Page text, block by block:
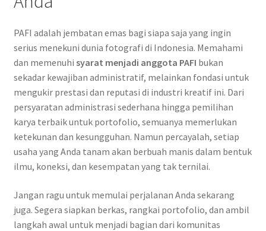
PAFI adalah jembatan emas bagi siapa saja yang ingin
serius menekuni dunia fotografi di Indonesia. Memahami
dan memenuhi syarat menjadi anggota PAFI bukan
sekadar kewajiban administratif, melainkan fondasi untuk
mengukir prestasi dan reputasi di industri kreatif ini. Dari
persyaratan administrasi sederhana hingga pemilihan
karya terbaik untuk portofolio, semuanya memerlukan
ketekunan dan kesungguhan. Namun percayalah, setiap
usaha yang Anda tanam akan berbuah manis dalam bentuk
ilmu, koneksi, dan kesempatan yang tak ternilai.
Jangan ragu untuk memulai perjalanan Anda sekarang
juga. Segera siapkan berkas, rangkai portofolio, dan ambil
langkah awal untuk menjadi bagian dari komunitas